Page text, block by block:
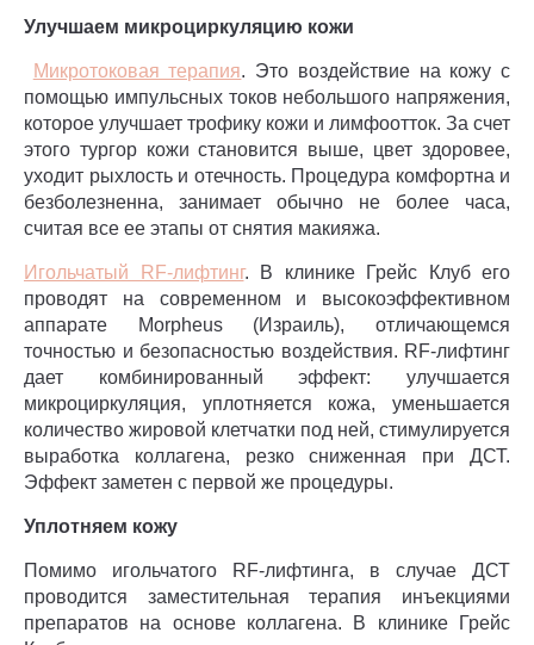
Улучшаем микроциркуляцию кожи
Микротоковая терапия. Это воздействие на кожу с
помощью импульсных токов небольшого напряжения,
которое улучшает трофику кожи и лимфоотток. За счет
этого тургор кожи становится выше, цвет здоровее,
уходит рыхлость и отечность. Процедура комфортна и
безболезненна, занимает обычно не более часа,
считая все ее этапы от снятия макияжа.
Игольчатый RF-лифтинг. В клинике Грейс Клуб его
проводят на современном и высокоэффективном
аппарате Morpheus (Израиль), отличающемся
точностью и безопасностью воздействия. RF-лифтинг
дает комбинированный эффект: улучшается
микроциркуляция, уплотняется кожа, уменьшается
количество жировой клетчатки под ней, стимулируется
выработка коллагена, резко сниженная при ДСТ.
Эффект заметен с первой же процедуры.
Уплотняем кожу
Помимо игольчатого RF-лифтинга, в случае ДСТ
проводится заместительная терапия инъекциями
препаратов на основе коллагена. В клинике Грейс